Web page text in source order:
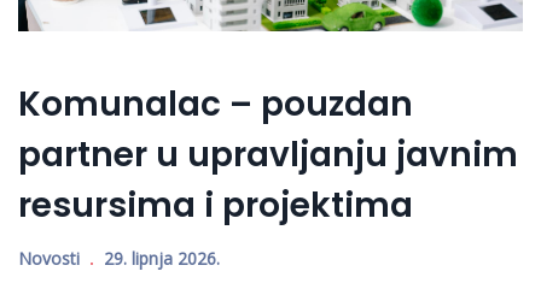
Komunalac – pouzdan
partner u upravljanju javnim
resursima i projektima
Novosti 29. lipnja 2026.